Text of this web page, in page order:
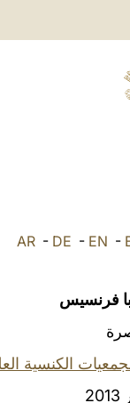
AR - DE - EN -
فرنسيس
الكنسية